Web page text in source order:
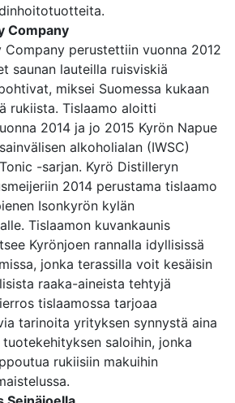
Company
Company perustettiin vuonna 2012
saunan lauteilla ruisviskiä
miksei Suomessa kukaan
rukiista. Tislaamo aloitti
2014 ja jo 2015 Kyrön Napue
alkoholialan (IWSC)
-sarjan. Kyrö Distilleryn
2014 perustama tislaamo
Isonkyrön kylän
Tislaamon kuvankaunis
Kyrönjoen rannalla idyllisissä
jonka terassilla voit kesäisin
raaka-aineista tehtyjä
tislaamossa tarjoaa
tarinoita yrityksen synnystä aina
saloihin, jonka
rukiisiin makuihin